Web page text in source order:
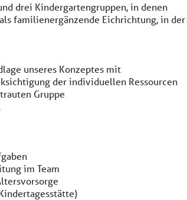
drei Kindergartengruppen, in denen
familienergänzende Eichrichtung, in der
unseres Konzeptes mit
der individuellen Ressourcen
Gruppe
im Team